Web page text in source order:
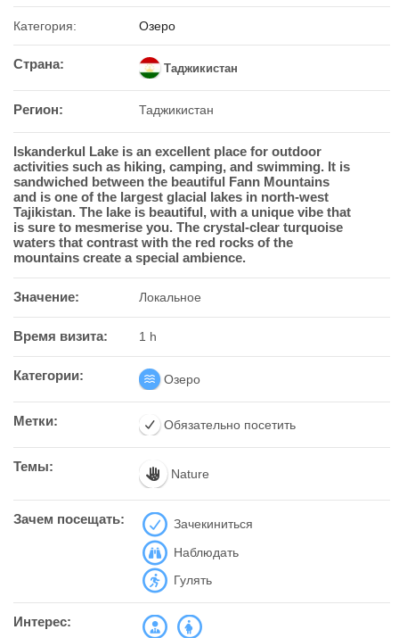
Категория: Озеро
Страна: Таджикистан
Регион: Таджикистан
Iskanderkul Lake is an excellent place for outdoor
activities such as hiking, camping, and swimming. It is
sandwiched between the beautiful Fann Mountains
and is one of the largest glacial lakes in north-west
Tajikistan. The lake is beautiful, with a unique vibe that
is sure to mesmerise you. The crystal-clear turquoise
waters that contrast with the red rocks of the
mountains create a special ambience.
Значение: Локальное
Время визита: 1 h
Категории: Озеро
Метки: Обязательно посетить
Темы: Nature
Зачем посещать:
Зачекиниться
Наблюдать
Гулять
Интерес: